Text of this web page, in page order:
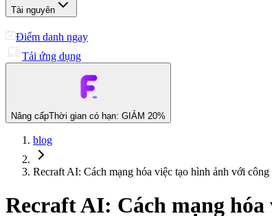
Tài nguyên
Điểm danh ngay
Tải ứng dụng
Nâng cấpThời gian có hạn: GIẢM 20%
blog
Recraft AI: Cách mạng hóa việc tạo hình ảnh với công
Recraft AI: Cách mạng